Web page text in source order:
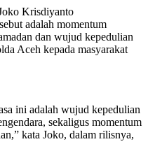
Krisdiyanto
adalah momentum
dan wujud kepedulian
Aceh kepada masyarakat
ini adalah wujud kepedulian
sekaligus momentum
kata Joko, dalam rilisnya,